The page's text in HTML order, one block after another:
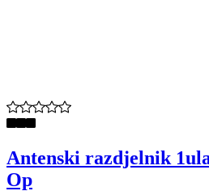
Antenski razdjelnik
Op